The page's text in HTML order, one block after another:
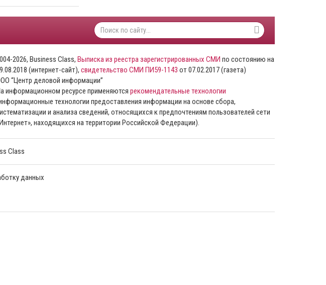
2026, Business Class, Выписка из реестра зарегистрированных СМИ по состоянию на
(интернет-сайт), свидетельство СМИ ПИ59-1143 от 07.02.2017 (газета)
“Центр деловой информации”
информационном ресурсе применяются рекомендательные технологии
технологии предоставления информации на основе сбора,
и анализа сведений, относящихся к предпочтениям пользователей сети
находящихся на территории Российской Федерации).
Class
данных